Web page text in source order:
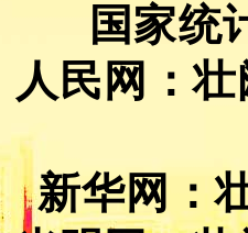
国家统
人民网：
新华网：